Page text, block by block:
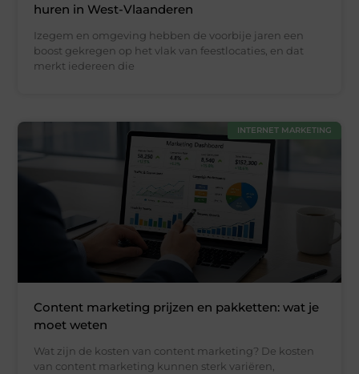
huren in West-Vlaanderen
Izegem en omgeving hebben de voorbije jaren een
boost gekregen op het vlak van feestlocaties, en dat
merkt iedereen die
INTERNET MARKETING
Content marketing prijzen en pakketten: wat je
moet weten
Wat zijn de kosten van content marketing? De kosten
van content marketing kunnen sterk variëren,